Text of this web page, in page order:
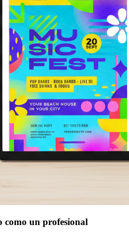
como un profesional